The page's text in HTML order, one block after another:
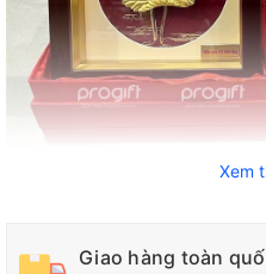
Xem
Giao hàng toàn